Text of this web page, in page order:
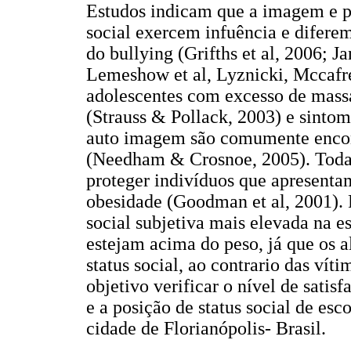
Estudos indicam que a imagem e
social exercem infuência e
do bullying (Grifths et al, 2006;
Lemeshow et al, Lyznicki,
adolescentes com excesso de
(Strauss & Pollack, 2003) e
auto imagem são comumente
(Needham & Crosnoe, 2005).
proteger indivíduos que
obesidade (Goodman et al,
social subjetiva mais elevada na
estejam acima do peso, já que os
status social, ao contrario das
objetivo verificar o nível de
e a posição de status social de
cidade de Florianópolis- Brasil.